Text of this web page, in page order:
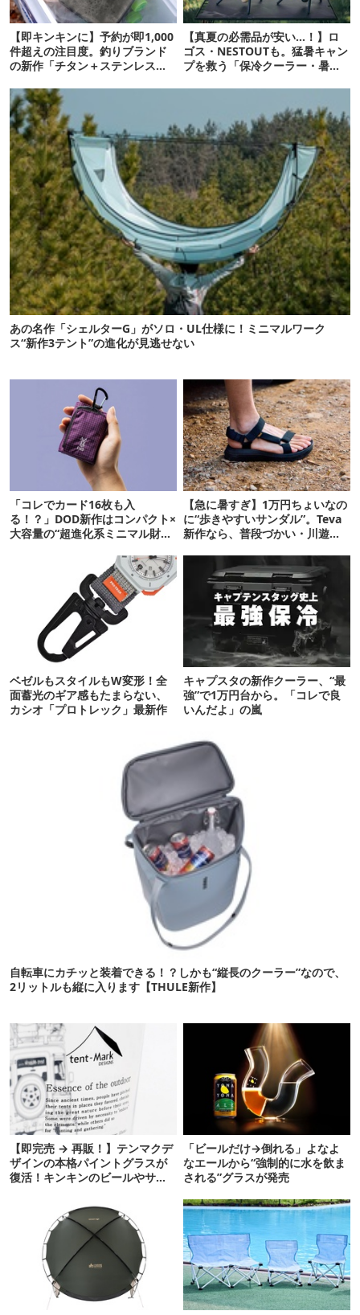
【即キンキンに】予約が即1,000
件超えの注目度。釣りブランド
の新作「チタン＋ステンレスの
【真夏の必需品が安い…！】ロ
ゴス・NESTOUTも。猛暑キャン
プを救う「保冷クーラー・暑さ
あの名作「シェルターG」がソロ・UL仕様に！ミニマルワーク
ス“新作3テント”の進化が見逃せない
「コレでカード16枚も入
る！？」DOD新作はコンパクト×
大容量の“超進化系ミニマル財
【急に暑すぎ】1万円ちょいなの
に“歩きやすいサンダル”。Teva
新作なら、普段づかい・川遊
ベゼルもスタイルもW変形！全
面蓄光のギア感もたまらない、
カシオ「プロトレック」最新作
キャプスタの新作クーラー、“最
強”で1万円台から。「コレで良
いんだよ」の嵐
自転車にカチッと装着できる！？しかも“縦長のクーラー”なので、
2リットルも縦に入ります【THULE新作】
【即完売 → 再販！】テンマクデ
ザインの本格パイントグラスが
復活！キンキンのビールやサワ
「ビールだけ→倒れる」よなよ
なエールから“強制的に水を飲ま
される”グラスが発売